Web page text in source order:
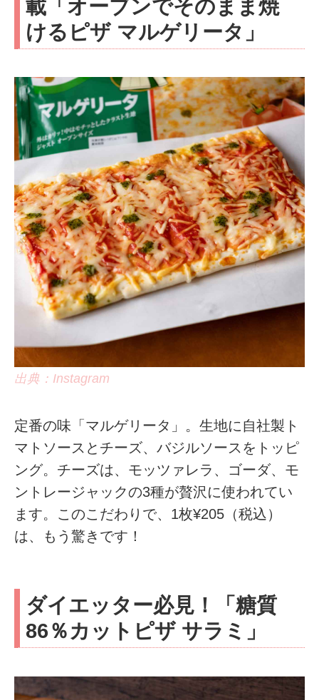
載「オーブンでそのまま焼
けるピザ マルゲリータ」
出典：Instagram
定番の味「マルゲリータ」。生地に自社製ト
マトソースとチーズ、バジルソースをトッピ
ング。チーズは、モッツァレラ、ゴーダ、モ
ントレージャックの3種が贅沢に使われてい
ます。このこだわりで、1枚¥205（税込）
は、もう驚きです！
ダイエッター必見！「糖質
86％カットピザ サラミ」